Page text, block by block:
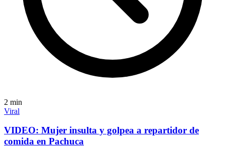
2 min
Viral
VIDEO: Mujer insulta y golpea a repartidor de
comida en Pachuca